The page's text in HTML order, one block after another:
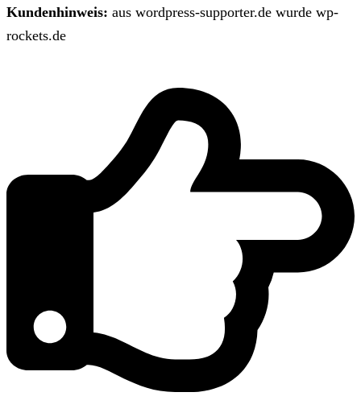
Kundenhinweis: aus wordpress-supporter.de wurde wp-
rockets.de